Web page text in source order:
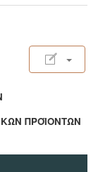
ΠΡΟΪΟΝΤΩΝ